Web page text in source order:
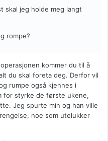
skal jeg holde meg langt
rompe?
kommer du til å
du skal foreta deg. Derfor vil
rumpe også kjennes i
for styrke de første ukene,
Jeg spurte min og han ville
noe som utelukker